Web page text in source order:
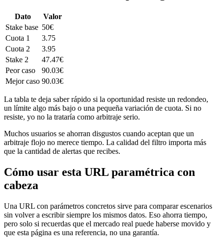
Dato
Valor
Stake base 50€
Cuota 1
3.75
Cuota 2
3.95
Stake 2
47.47€
Peor caso
90.03€
Mejor caso 90.03€
La tabla te deja saber rápido si la oportunidad resiste un redondeo,
un límite algo más bajo o una pequeña variación de cuota. Si no
resiste, yo no la trataría como arbitraje serio.
Muchos usuarios se ahorran disgustos cuando aceptan que un
arbitraje flojo no merece tiempo. La calidad del filtro importa más
que la cantidad de alertas que recibes.
Cómo usar esta URL paramétrica con
cabeza
Una URL con parámetros concretos sirve para comparar escenarios
sin volver a escribir siempre los mismos datos. Eso ahorra tiempo,
pero solo si recuerdas que el mercado real puede haberse movido y
que esta página es una referencia, no una garantía.